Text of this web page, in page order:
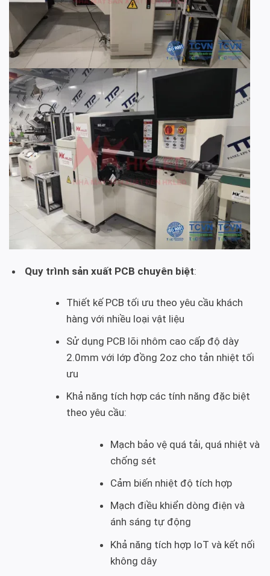
Quy trình sản xuất PCB chuyên biệt:
Thiết kế PCB tối ưu theo yêu cầu khách
hàng với nhiều loại vật liệu
Sử dụng PCB lõi nhôm cao cấp độ dày
2.0mm với lớp đồng 2oz cho tản nhiệt tối
ưu
Khả năng tích hợp các tính năng đặc biệt
theo yêu cầu:
Mạch bảo vệ quá tải, quá nhiệt và
chống sét
Cảm biến nhiệt độ tích hợp
Mạch điều khiển dòng điện và
ánh sáng tự động
Khả năng tích hợp IoT và kết nối
không dây